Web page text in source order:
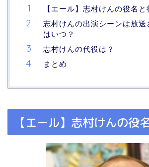
【エール】志村けんの役名と
志村けんの出演シーンは放送
はいつ？
志村けんの代役は？
まとめ
【エール】志村けんの役